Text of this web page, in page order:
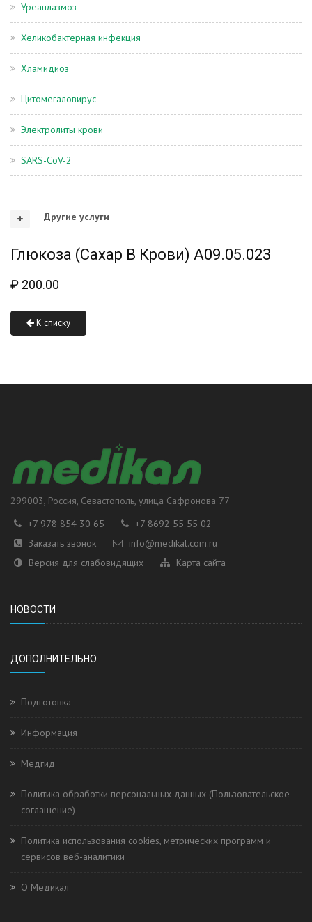
Уреаплазмоз
Хеликобактерная инфекция
Хламидиоз
Цитомегаловирус
Электролиты крови
SARS-CoV-2
Другие услуги
Глюкоза (сахар В Крови) A09.05.023
₽ 200.00
К списку
299003, Россия, Севастополь, улица Сафронова 77
+7 978 854 30 65
+7 8692 55 55 02
Заказать звонок
info@medikal.com.ru
Версия для слабовидящих
Карта сайта
НОВОСТИ
ДОПОЛНИТЕЛЬНО
Подготовка
Информация
Медгид
Политика обработки персональных данных (Пользовательское
соглашение)
Политика использования cookies, метрических программ и
сервисов веб-аналитики
О Медикал